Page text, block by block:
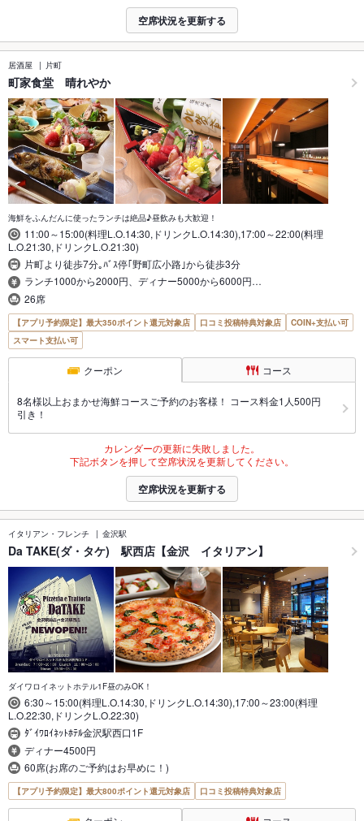
空席状況を更新する
居酒屋 片町
町家食堂 晴れやか
海鮮をふんだんに使ったランチは絶品♪昼飲みも大歓迎！
11:00～15:00(料理L.O.14:30,ドリンクL.O.14:30),17:00～22:00(料理
L.O.21:30,ドリンクL.O.21:30)
片町より徒歩7分｡ﾊﾞｽ停｢野町広小路｣から徒歩3分
ランチ1000から2000円、ディナー5000から6000円…
26席
【アプリ予約限定】最大350ポイント還元対象店 口コミ投稿特典対象店
COIN+支払い可
スマート支払い可
クーポン コース
8名様以上おまかせ海鮮コースご予約のお客様！ コース料金1人500円
引き！
カレンダーの更新に失敗しました。
下記ボタンを押して空席状況を更新してください。
空席状況を更新する
イタリアン・フレンチ 金沢駅
Da TAKE(ダ・タケ) 駅西店【金沢 イタリアン】
ダイワロイネットホテル1F昼のみOK！
6:30～15:00(料理L.O.14:30,ドリンクL.O.14:30),17:00～23:00(料理
L.O.22:30,ドリンクL.O.22:30)
ﾀﾞｲﾜﾛｲﾈｯﾄﾎﾃﾙ金沢駅西口1F
ディナー4500円
60席(お席のご予約はお早めに！)
【アプリ予約限定】最大800ポイント還元対象店 口コミ投稿特典対象店